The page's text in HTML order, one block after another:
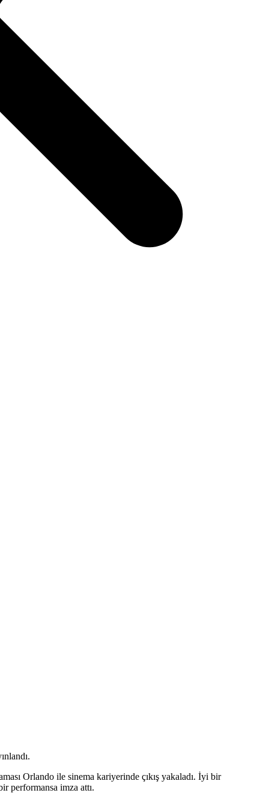
Orlando ile sinema kariyerinde çıkış yakaladı. İyi bir
performansa imza attı.